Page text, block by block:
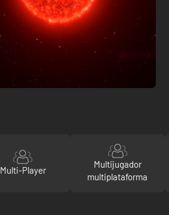
Multi-Player
Multijugador
multiplataforma